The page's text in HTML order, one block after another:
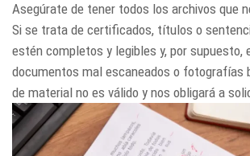
Asegúrate de tener todos los archivos que
Si se trata de certificados, títulos o
estén completos y legibles y, por supuesto,
documentos mal escaneados o fotografías
de material no es válido y nos obligará a